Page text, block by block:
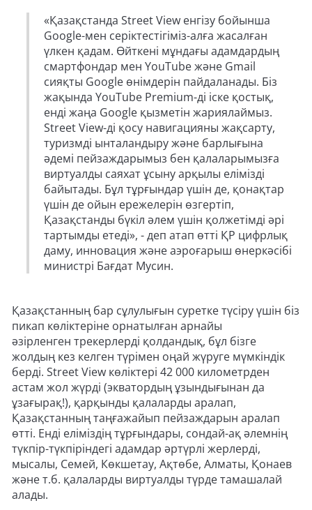
«Қазақстанда Street View енгізу бойынша
Google-мен серіктестігіміз-алға жасалған
үлкен қадам. Өйткені мұндағы адамдардың
смартфондар мен YouTube және Gmail
сияқты Google өнімдерін пайдаланады. Біз
жақында YouTube Premium-ді іске қостық,
енді жаңа Google қызметін жариялаймыз.
Street View-ді қосу навигацияны жақсарту,
туризмді ынталандыру және барлығына
әдемі пейзаждарымыз бен қалаларымызға
виртуалды саяхат ұсыну арқылы елімізді
байытады. Бұл тұрғындар үшін де, қонақтар
үшін де ойын ережелерін өзгертіп,
Қазақстанды бүкіл әлем үшін қолжетімді әрі
тартымды етеді», - деп атап өтті ҚР цифрлық
даму, инновация және аэроғарыш өнеркәсібі
министрі Бағдат Мусин.
Қазақстанның бар сұлулығын суретке түсіру үшін біз
пикап көліктеріне орнатылған арнайы
әзірленген трекерлерді қолдандық, бұл бізге
жолдың кез келген түрімен оңай жүруге мүмкіндік
берді. Street View көліктері 42 000 километрден
астам жол жүрді (экватордың ұзындығынан да
ұзағырақ!), қарқынды қалаларды аралап,
Қазақстанның таңғажайып пейзаждарын аралап
өтті. Енді еліміздің тұрғындары, сондай-ақ әлемнің
түкпір-түкпіріндегі адамдар әртүрлі жерлерді,
мысалы, Семей, Көкшетау, Ақтөбе, Алматы, Қонаев
және т.б. қалаларды виртуалды түрде тамашалай
алады.